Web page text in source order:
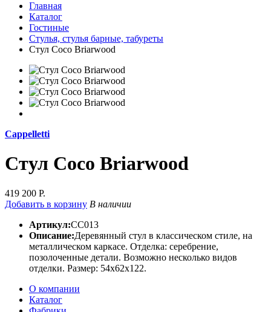
Главная
Каталог
Гостиные
Стулья, стулья барные, табуреты
Стул Coco Briarwood
Cappelletti
Стул Coco Briarwood
419 200 Р.
Добавить в корзину В наличии
Артикул:СС013
Описание:Деревянный стул в классическом стиле, на
металлическом каркасе. Отделка: серебрение,
позолоченные детали. Возможно несколько видов
отделки. Размер: 54х62х122.
О компании
Каталог